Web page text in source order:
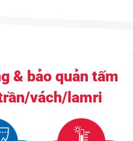
& bảo quản tấm
vách/lamri